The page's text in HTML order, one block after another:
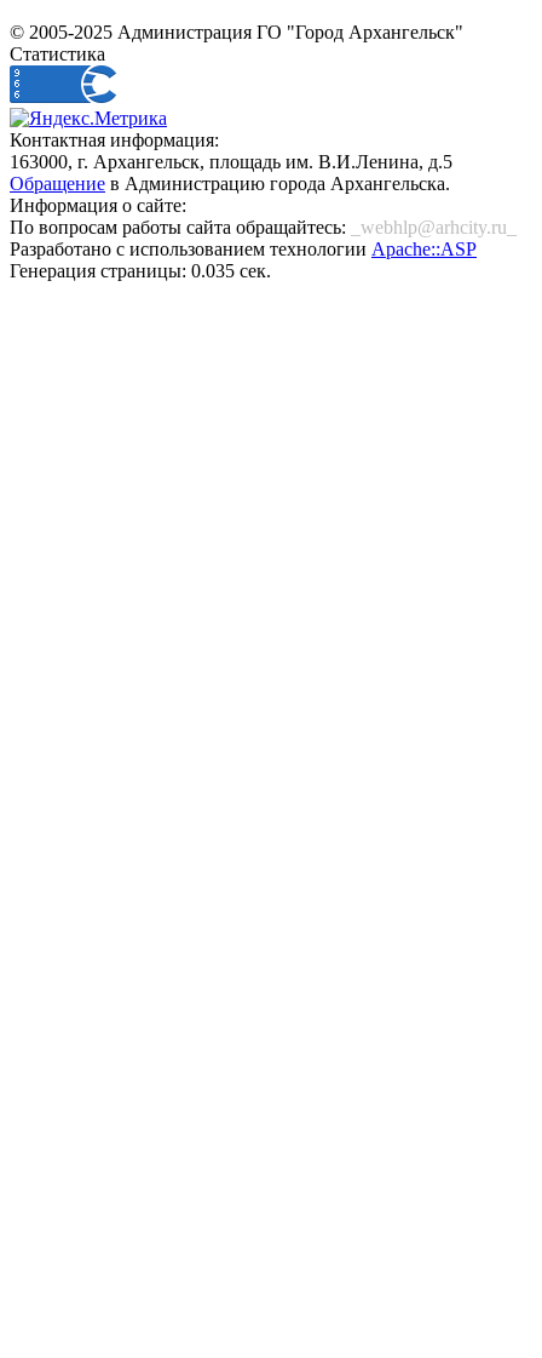
© 2005-2025 Администрация ГО "Город Архангельск"
Статистика
Контактная информация:
163000, г. Архангельск, площадь им. В.И.Ленина, д.5
Обращение в Администрацию города Архангельска.
Информация о сайте:
По вопросам работы сайта обращайтесь:
_webhlp@arhcity.ru_
Разработано с использованием технологии Apache::ASP
Генерация страницы: 0.035 сек.